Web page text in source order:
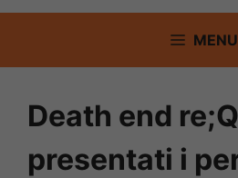
MENU
Death end
presentati i